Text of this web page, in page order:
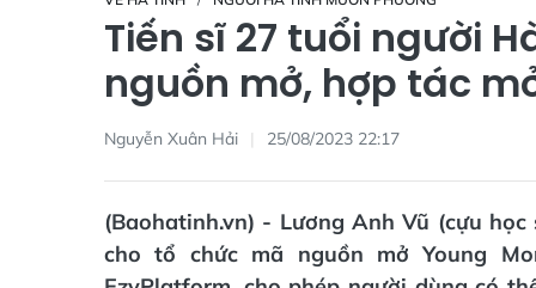
Tiến sĩ 27 tuổi người
nguồn mở, hợp tác
Nguyễn Xuân Hải 25/08/2023 22:17
(Baohatinh.vn) - Lương Anh Vũ (cựu
cho tổ chức mã nguồn mở Young